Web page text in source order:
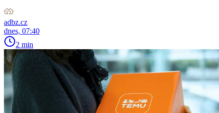
adbz.cz
dnes, 07:40
2 min